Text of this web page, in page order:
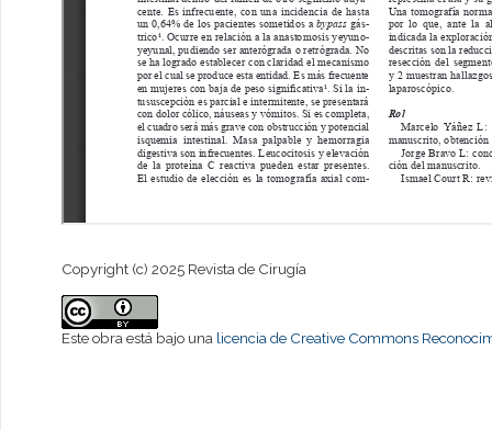
Copyright (c) 2025 Revista de Cirugía
Este obra está bajo una licencia de Creative Commons